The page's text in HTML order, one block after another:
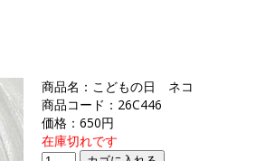
商品名：こどもの日 ネコ
商品コード：26C446
価格：650円
在庫切れです